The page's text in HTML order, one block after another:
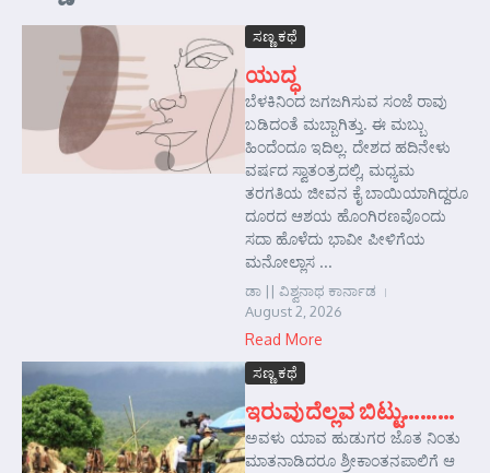
ಸಣ್ಣ ಕಥೆ
ಯುದ್ಧ
ಬೆಳಕಿನಿಂದ ಜಗಜಗಿಸುವ ಸಂಜೆ ರಾವು
ಬಡಿದಂತೆ ಮಬ್ಬಾಗಿತ್ತು. ಈ ಮಬ್ಬು
ಹಿಂದೆಂದೂ ಇದಿಲ್ಲ. ದೇಶದ ಹದಿನೇಳು
ವರ್ಷದ ಸ್ವಾತಂತ್ರದಲ್ಲಿ, ಮಧ್ಯಮ
ತರಗತಿಯ ಜೀವನ ಕೈ ಬಾಯಿಯಾಗಿದ್ದರೂ
ದೂರದ ಆಶಯ ಹೊಂಗಿರಣವೊಂದು
ಸದಾ ಹೊಳೆದು ಭಾವೀ ಪೀಳಿಗೆಯ
ಮನೋಲ್ಲಾಸ ...
ಡಾ || ವಿಶ್ವನಾಥ ಕಾರ್ನಾಡ
August 2, 2026
Read More
ಸಣ್ಣ ಕಥೆ
ಇರುವುದೆಲ್ಲವ ಬಿಟ್ಟು………
ಅವಳು ಯಾವ ಹುಡುಗರ ಜೊತ ನಿಂತು
ಮಾತನಾಡಿದರೂ ಶ್ರೀಕಾಂತನಪಾಲಿಗೆ ಆ